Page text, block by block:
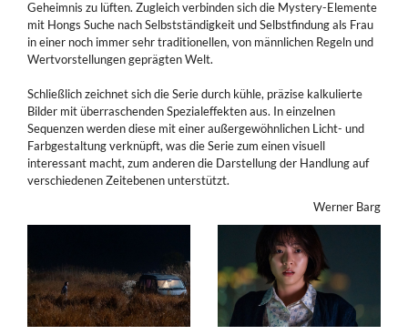
Geheimnis zu lüften. Zugleich verbinden sich die Mystery-Elemente
mit Hongs Suche nach Selbstständigkeit und Selbstfindung als Frau
in einer noch immer sehr traditionellen, von männlichen Regeln und
Wertvorstellungen geprägten Welt.
Schließlich zeichnet sich die Serie durch kühle, präzise kalkulierte
Bilder mit überraschenden Spezialeffekten aus. In einzelnen
Sequenzen werden diese mit einer außergewöhnlichen Licht- und
Farbgestaltung verknüpft, was die Serie zum einen visuell
interessant macht, zum anderen die Darstellung der Handlung auf
verschiedenen Zeitebenen unterstützt.
Werner Barg